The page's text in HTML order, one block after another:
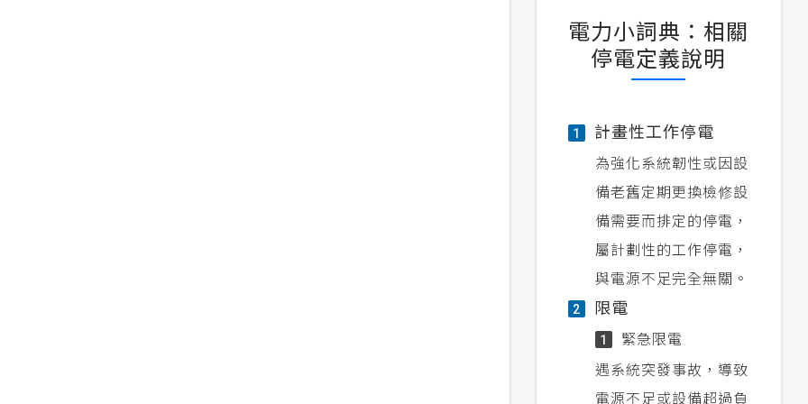
電力小詞典：相關
停電定義說明
1 計畫性工作停電
為強化系統韌性或因設
備老舊定期更換檢修設
備需要而排定的停電，
屬計劃性的工作停電，
與電源不足完全無關。
2 限電
1
緊急限電
遇系統突發事故，導致
電源不足或設備超過負